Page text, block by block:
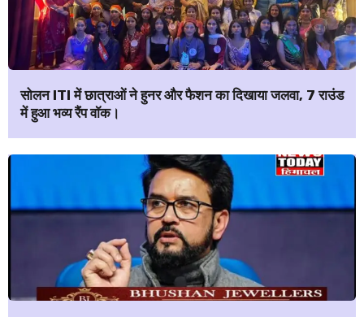
सोलन ITI में छात्राओं ने हुनर और फैशन का दिखाया जलवा, 7 राउंड
में हुआ भव्य रैंप वॉक।